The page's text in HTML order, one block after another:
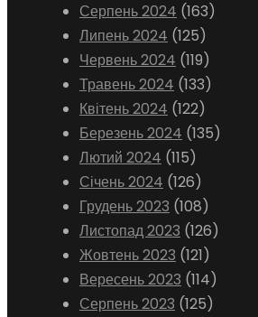
Серпень 2024 (163)
Липень 2024 (125)
Червень 2024 (119)
Травень 2024 (133)
Квітень 2024 (122)
Березень 2024 (135)
Лютий 2024 (115)
Січень 2024 (126)
Грудень 2023 (108)
Листопад 2023 (126)
Жовтень 2023 (121)
Вересень 2023 (114)
Серпень 2023 (125)